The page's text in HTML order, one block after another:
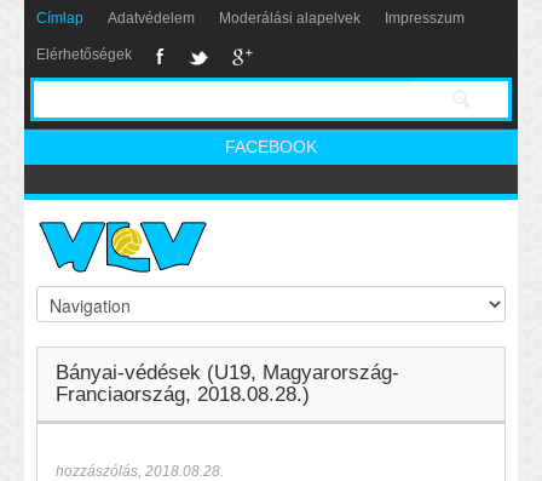
Címlap Adatvédelem Moderálási alapelvek Impresszum
Elérhetőségek
FACEBOOK
Bányai-védések (U19, Magyarország-
Franciaország, 2018.08.28.)
hozzászólás, 2018.08.28.